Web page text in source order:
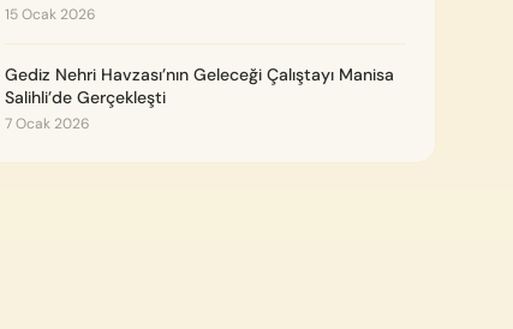
15 Ocak 2026
Gediz Nehri Havzası’nın Geleceği Çalıştayı Manisa
Salihli’de Gerçekleşti
7 Ocak 2026